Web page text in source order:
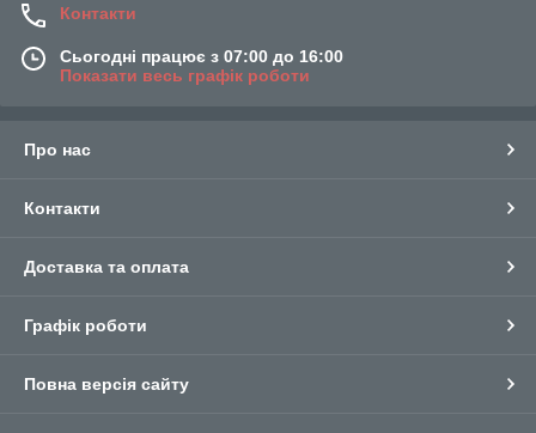
Контакти
Сьогодні працює з 07:00 до 16:00
Показати весь графік роботи
Про нас
Контакти
Доставка та оплата
Графік роботи
Повна версія сайту